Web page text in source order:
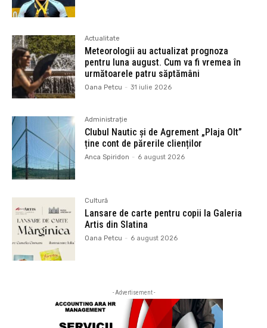
Actualitate
Meteorologii au actualizat prognoza
pentru luna august. Cum va fi vremea în
următoarele patru săptămâni
Oana Petcu - 31 iulie 2026
Administrație
Clubul Nautic și de Agrement „Plaja Olt”
ține cont de părerile clienților
Anca Spiridon - 6 august 2026
Cultură
Lansare de carte pentru copii la Galeria
Artis din Slatina
Oana Petcu - 6 august 2026
- Advertisement -